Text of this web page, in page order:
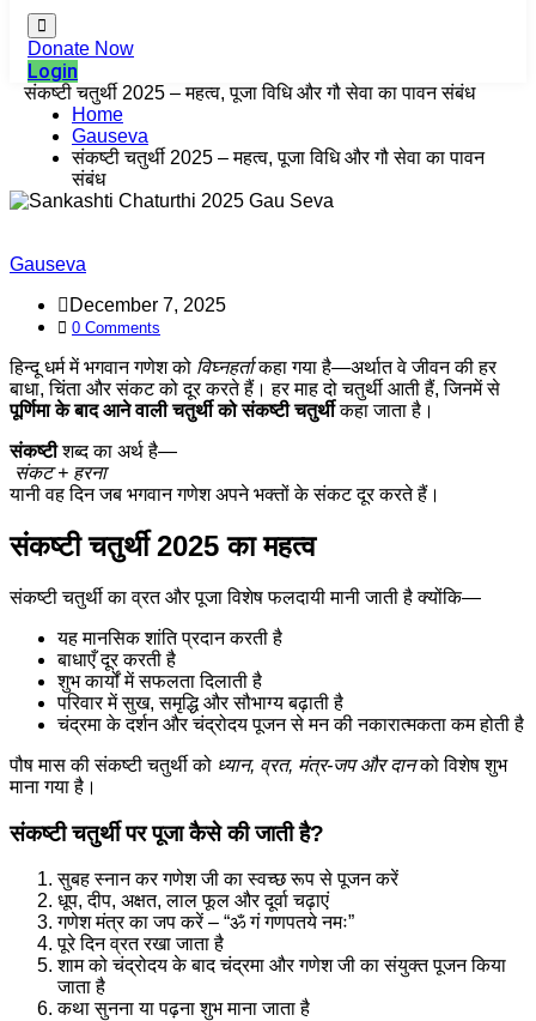
Donate Now
Login
संकष्टी चतुर्थी 2025 – महत्व, पूजा विधि और गौ सेवा का पावन संबंध
Home
Gauseva
संकष्टी चतुर्थी 2025 – महत्व, पूजा विधि और गौ सेवा का पावन
संबंध
Gauseva
December 7, 2025
0 Comments
हिन्दू धर्म में भगवान गणेश को विघ्नहर्ताकहा गया है—अर्थात वे जीवन की हर
बाधा, चिंता और संकट को दूर करते हैं। हर माह दो चतुर्थी आती हैं, जिनमें से
पूर्णिमा के बाद आने वाली चतुर्थी को संकष्टी चतुर्थीकहा जाता है।
संकष्टीशब्द का अर्थ है—
संकट + हरना
यानी वह दिन जब भगवान गणेश अपने भक्तों के संकट दूर करते हैं।
संकष्टी चतुर्थी 2025 का महत्व
संकष्टी चतुर्थी का व्रत और पूजा विशेष फलदायी मानी जाती है क्योंकि—
यह मानसिक शांति प्रदान करती है
बाधाएँ दूर करती है
शुभ कार्यों में सफलता दिलाती है
परिवार में सुख, समृद्धि और सौभाग्य बढ़ाती है
चंद्रमा के दर्शन और चंद्रोदय पूजन से मन की नकारात्मकता कम होती है
पौष मास की संकष्टी चतुर्थी को ध्यान, व्रत, मंत्र-जप और दानको विशेष शुभ
माना गया है।
संकष्टी चतुर्थी पर पूजा कैसे की जाती है?
सुबह स्नान कर गणेश जी का स्वच्छ रूप से पूजन करें
धूप, दीप, अक्षत, लाल फूल और दूर्वा चढ़ाएं
गणेश मंत्र का जप करें – “ॐ गं गणपतये नमः”
पूरे दिन व्रत रखा जाता है
शाम को चंद्रोदय के बाद चंद्रमा और गणेश जी का संयुक्त पूजन किया
जाता है
कथा सुनना या पढ़ना शुभ माना जाता है